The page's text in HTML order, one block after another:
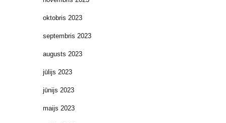
oktobris 2023
septembris 2023
augusts 2023
jūlijs 2023
jūnijs 2023
maijs 2023